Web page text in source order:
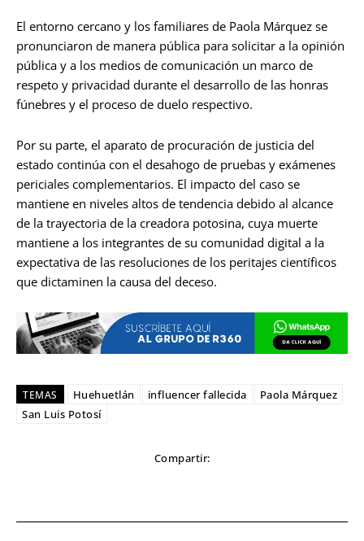
El entorno cercano y los familiares de Paola Márquez se
pronunciaron de manera pública para solicitar a la opinión
pública y a los medios de comunicación un marco de
respeto y privacidad durante el desarrollo de las honras
fúnebres y el proceso de duelo respectivo.
Por su parte, el aparato de procuración de justicia del
estado continúa con el desahogo de pruebas y exámenes
periciales complementarios. El impacto del caso se
mantiene en niveles altos de tendencia debido al alcance
de la trayectoria de la creadora potosina, cuya muerte
mantiene a los integrantes de su comunidad digital a la
expectativa de las resoluciones de los peritajes científicos
que dictaminen la causa del deceso.
TEMAS Huehuetlán influencer fallecida
Paola Márquez
San Luis Potosí
Compartir: